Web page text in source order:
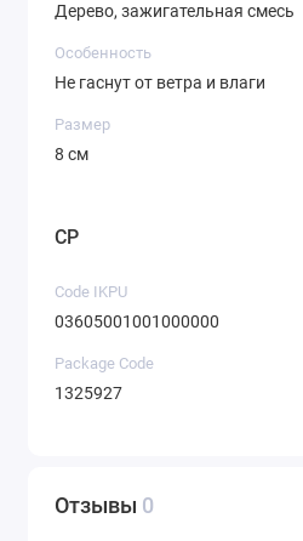
Дерево, зажигательная смесь
Особенность
Не гаснут от ветра и влаги
Размер
8 см
CP
Code IKPU
03605001001000000
Package Code
1325927
Отзывы 0